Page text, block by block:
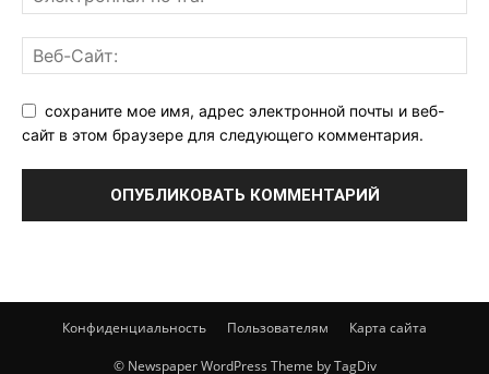
сохраните мое имя, адрес электронной почты и веб-
сайт в этом браузере для следующего комментария.
Конфиденциальность Пользователям Карта сайта
© Newspaper WordPress Theme by TagDiv